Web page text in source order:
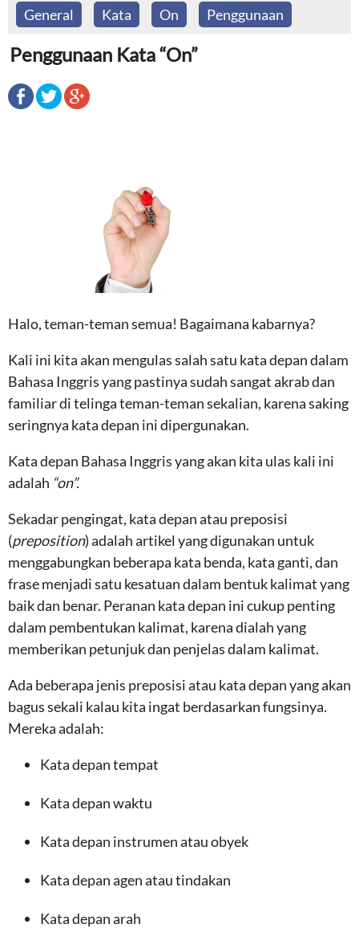
General Kata On Penggunaan
Penggunaan Kata “On”
Halo, teman-teman semua! Bagaimana kabarnya?
Kali ini kita akan mengulas salah satu kata depan dalam
Bahasa Inggris yang pastinya sudah sangat akrab dan
familiar di telinga teman-teman sekalian, karena saking
seringnya kata depan ini dipergunakan.
Kata depan Bahasa Inggris yang akan kita ulas kali ini
adalah “on”.
Sekadar pengingat, kata depan atau preposisi
(preposition) adalah artikel yang digunakan untuk
menggabungkan beberapa kata benda, kata ganti, dan
frase menjadi satu kesatuan dalam bentuk kalimat yang
baik dan benar. Peranan kata depan ini cukup penting
dalam pembentukan kalimat, karena dialah yang
memberikan petunjuk dan penjelas dalam kalimat.
Ada beberapa jenis preposisi atau kata depan yang akan
bagus sekali kalau kita ingat berdasarkan fungsinya.
Mereka adalah:
Kata depan tempat
Kata depan waktu
Kata depan instrumen atau obyek
Kata depan agen atau tindakan
Kata depan arah